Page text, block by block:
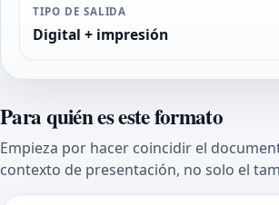
TIPO DE SALIDA
Digital + impresión
Para quién es este formato
Empieza por hacer coincidir el
contexto de presentación, no solo el